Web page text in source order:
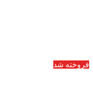
فروخته شد